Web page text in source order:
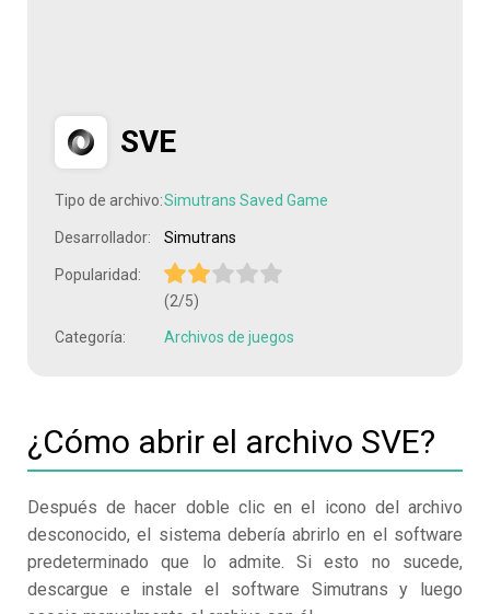
SVE
Tipo de archivo:Simutrans Saved Game
Desarrollador: Simutrans
Popularidad:
(2/5)
Categoría: Archivos de juegos
¿Cómo abrir el archivo SVE?
Después de hacer doble clic en el icono del archivo
desconocido, el sistema debería abrirlo en el software
predeterminado que lo admite. Si esto no sucede,
descargue e instale el software Simutrans y luego